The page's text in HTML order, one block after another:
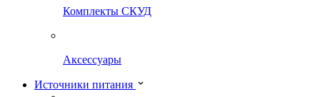
Комплекты СКУД
Аксессуары
Источники питания